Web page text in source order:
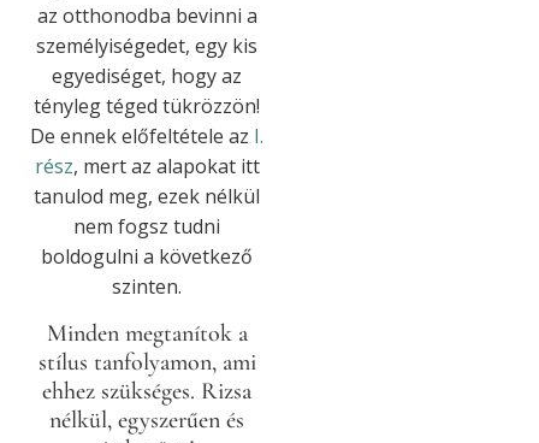
az otthonodba bevinni a
személyiségedet, egy kis
egyediséget, hogy az
tényleg téged tükrözzön!
De ennek előfeltétele az I.
rész, mert az alapokat itt
tanulod meg, ezek nélkül
nem fogsz tudni
boldogulni a következő
szinten.
Minden megtanítok a
stílus tanfolyamon, ami
ehhez szükséges. Rizsa
nélkül, egyszerűen és